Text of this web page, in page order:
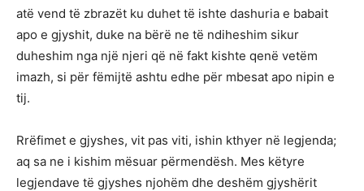
atë vend të zbrazët ku duhet të ishte dashuria e babait
apo e gjyshit, duke na bërë ne të ndiheshim sikur
duheshim nga një njeri që në fakt kishte qenë vetëm
imazh, si për fëmijtë ashtu edhe për mbesat apo nipin e
tij.
Rrëfimet e gjyshes, vit pas viti, ishin kthyer në legjenda;
aq sa ne i kishim mësuar përmendësh. Mes këtyre
legjendave të gjyshes njohëm dhe deshëm gjyshërit